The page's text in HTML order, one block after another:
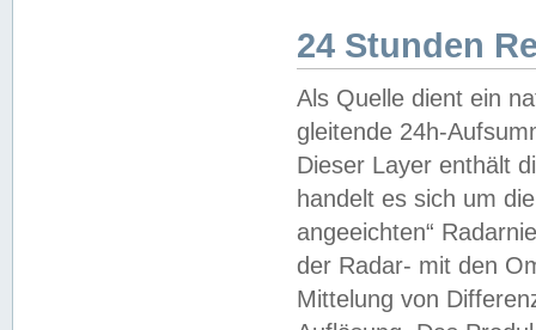
24 Stunden
Als Quelle dient ein
gleitende 24h-
Dieser Layer enthält
handelt es sich um
angeeichten“
der Radar- mit den
Mittelung von